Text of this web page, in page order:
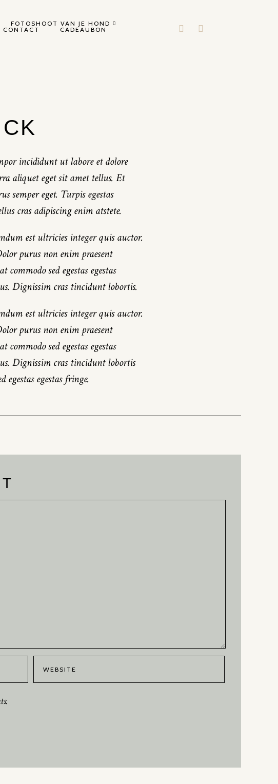
FOTOSHOOT VAN JE HOND
CONTACT CADEAUBON
incididunt ut labore et dolore
aliquet eget sit amet tellus. Et
semper eget. Turpis egestas
cras adipiscing enim atstete.
est ultricies integer quis auctor.
purus non enim praesent
sed egestas egestas
Dignissim cras tincidunt lobortis.
est ultricies integer quis auctor.
purus non enim praesent
sed egestas egestas
Dignissim cras tincidunt lobortis
egestas fringe.